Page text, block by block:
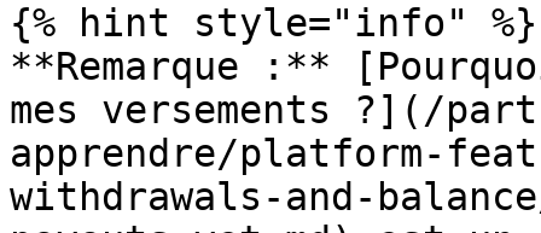
{% hint style="info" %}
**Remarque :**
mes versements ?](/
apprendre/platform-
withdrawals-and-